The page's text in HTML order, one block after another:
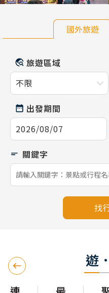
國外旅遊
旅遊區域
出發期間
找
遊